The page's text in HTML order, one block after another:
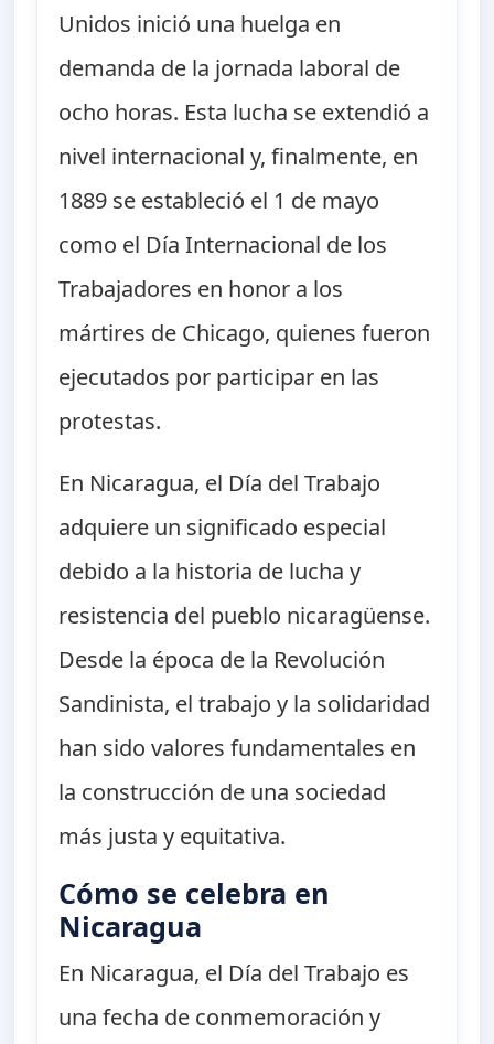
Unidos inició una huelga en
demanda de la jornada laboral de
ocho horas. Esta lucha se extendió a
nivel internacional y, finalmente, en
1889 se estableció el 1 de mayo
como el Día Internacional de los
Trabajadores en honor a los
mártires de Chicago, quienes fueron
ejecutados por participar en las
protestas.
En Nicaragua, el Día del Trabajo
adquiere un significado especial
debido a la historia de lucha y
resistencia del pueblo nicaragüense.
Desde la época de la Revolución
Sandinista, el trabajo y la solidaridad
han sido valores fundamentales en
la construcción de una sociedad
más justa y equitativa.
Cómo se celebra en
Nicaragua
En Nicaragua, el Día del Trabajo es
una fecha de conmemoración y